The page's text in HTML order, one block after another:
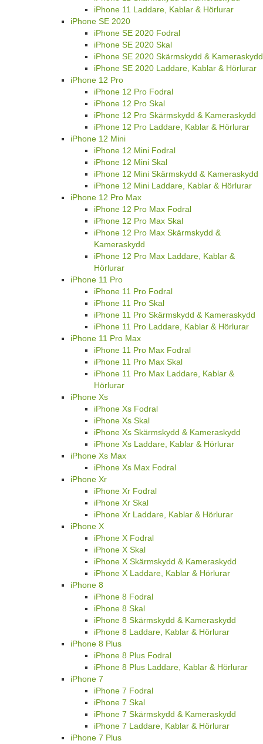
iPhone 11 Laddare, Kablar & Hörlurar
iPhone SE 2020
iPhone SE 2020 Fodral
iPhone SE 2020 Skal
iPhone SE 2020 Skärmskydd & Kameraskydd
iPhone SE 2020 Laddare, Kablar & Hörlurar
iPhone 12 Pro
iPhone 12 Pro Fodral
iPhone 12 Pro Skal
iPhone 12 Pro Skärmskydd & Kameraskydd
iPhone 12 Pro Laddare, Kablar & Hörlurar
iPhone 12 Mini
iPhone 12 Mini Fodral
iPhone 12 Mini Skal
iPhone 12 Mini Skärmskydd & Kameraskydd
iPhone 12 Mini Laddare, Kablar & Hörlurar
iPhone 12 Pro Max
iPhone 12 Pro Max Fodral
iPhone 12 Pro Max Skal
iPhone 12 Pro Max Skärmskydd &
Kameraskydd
iPhone 12 Pro Max Laddare, Kablar &
Hörlurar
iPhone 11 Pro
iPhone 11 Pro Fodral
iPhone 11 Pro Skal
iPhone 11 Pro Skärmskydd & Kameraskydd
iPhone 11 Pro Laddare, Kablar & Hörlurar
iPhone 11 Pro Max
iPhone 11 Pro Max Fodral
iPhone 11 Pro Max Skal
iPhone 11 Pro Max Laddare, Kablar &
Hörlurar
iPhone Xs
iPhone Xs Fodral
iPhone Xs Skal
iPhone Xs Skärmskydd & Kameraskydd
iPhone Xs Laddare, Kablar & Hörlurar
iPhone Xs Max
iPhone Xs Max Fodral
iPhone Xr
iPhone Xr Fodral
iPhone Xr Skal
iPhone Xr Laddare, Kablar & Hörlurar
iPhone X
iPhone X Fodral
iPhone X Skal
iPhone X Skärmskydd & Kameraskydd
iPhone X Laddare, Kablar & Hörlurar
iPhone 8
iPhone 8 Fodral
iPhone 8 Skal
iPhone 8 Skärmskydd & Kameraskydd
iPhone 8 Laddare, Kablar & Hörlurar
iPhone 8 Plus
iPhone 8 Plus Fodral
iPhone 8 Plus Laddare, Kablar & Hörlurar
iPhone 7
iPhone 7 Fodral
iPhone 7 Skal
iPhone 7 Skärmskydd & Kameraskydd
iPhone 7 Laddare, Kablar & Hörlurar
iPhone 7 Plus